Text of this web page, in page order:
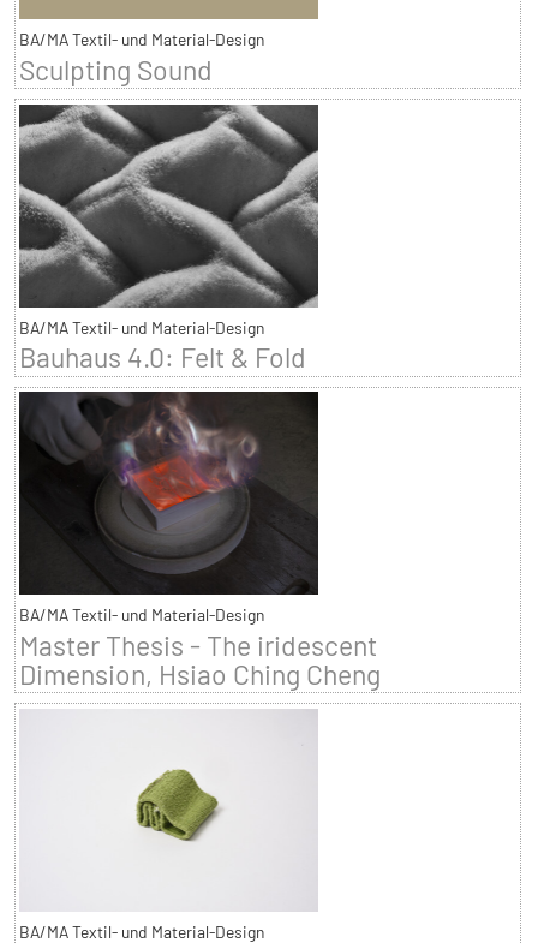
BA/MA Textil- und Material-Design
Sculpting Sound
BA/MA Textil- und Material-Design
Bauhaus 4.0: Felt & Fold
BA/MA Textil- und Material-Design
Master Thesis - The iridescent
Dimension, Hsiao Ching Cheng
BA/MA Textil- und Material-Design